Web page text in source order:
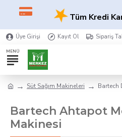
★Tüm Kredi
Üye Girişi Kayıt Ol Sipariş
Süt Sağım Makineleri Bartech
Bartech Ahtapot
Makinesi